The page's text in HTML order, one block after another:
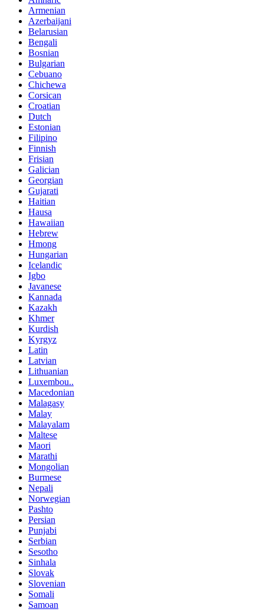
Armenian
Azerbaijani
Belarusian
Bengali
Bosnian
Bulgarian
Cebuano
Chichewa
Corsican
Croatian
Dutch
Estonian
Filipino
Finnish
Frisian
Galician
Georgian
Gujarati
Haitian
Hausa
Hawaiian
Hebrew
Hmong
Hungarian
Icelandic
Igbo
Javanese
Kannada
Kazakh
Khmer
Kurdish
Kyrgyz
Latin
Latvian
Lithuanian
Luxembou..
Macedonian
Malagasy
Malay
Malayalam
Maltese
Maori
Marathi
Mongolian
Burmese
Nepali
Norwegian
Pashto
Persian
Punjabi
Serbian
Sesotho
Sinhala
Slovak
Slovenian
Somali
Samoan